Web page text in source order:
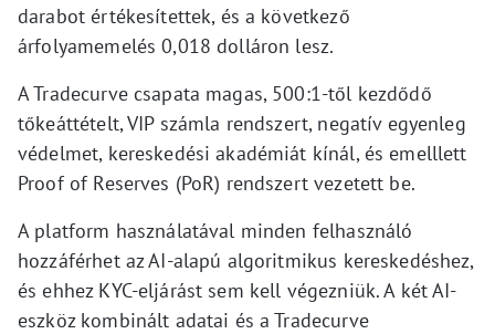
darabot értékesítettek, és a következő
árfolyamemelés 0,018 dolláron lesz.
A Tradecurve csapata magas, 500:1-től kezdődő
tőkeáttételt, VIP számla rendszert, negatív egyenleg
védelmet, kereskedési akadémiát kínál, és emelllett
Proof of Reserves (PoR) rendszert vezetett be.
A platform használatával minden felhasználó
hozzáférhet az AI-alapú algoritmikus kereskedéshez,
és ehhez KYC-eljárást sem kell végezniük. A két AI-
eszköz kombinált adatai és a Tradecurve